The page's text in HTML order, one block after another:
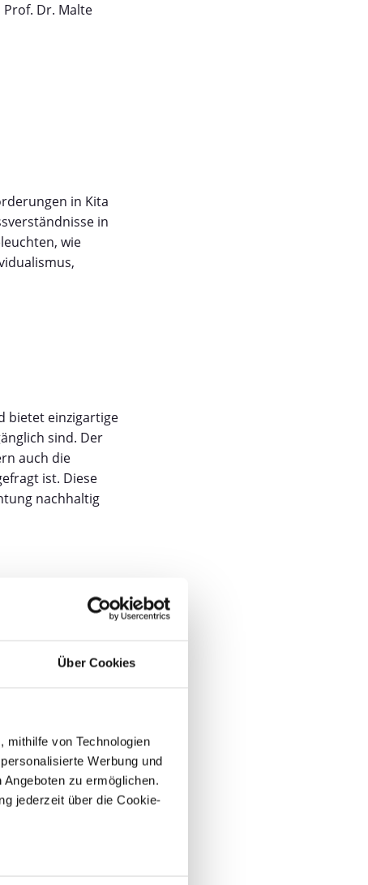
Über Cookies
mithilfe von Technologien
Werbung und
zu ermöglichen.
jederzeit über die Cookie-
sein können
Dr. Malte
in Kita
in
wie
bietet einzigartige
sind. Der
auch die
ist. Diese
nachhaltig
bei und ist
Zugangs zu
auf die